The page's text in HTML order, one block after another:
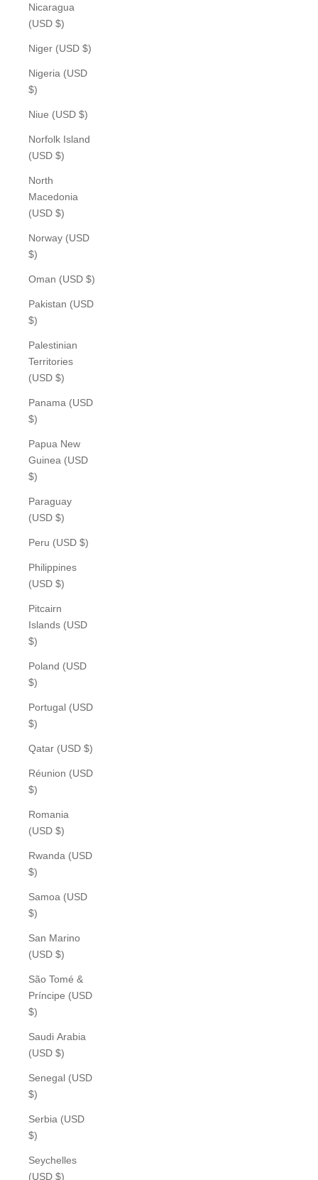
Nicaragua
(USD $)
Niger (USD $)
Nigeria (USD
$)
Niue (USD $)
Norfolk Island
(USD $)
North
Macedonia
(USD $)
Norway (USD
$)
Oman (USD $)
Pakistan (USD
$)
Palestinian
Territories
(USD $)
Panama (USD
$)
Papua New
Guinea (USD
$)
Paraguay
(USD $)
Peru (USD $)
Philippines
(USD $)
Pitcairn
Islands (USD
$)
Poland (USD
$)
Portugal (USD
$)
Qatar (USD $)
Réunion (USD
$)
Romania
(USD $)
Rwanda (USD
$)
Samoa (USD
$)
San Marino
(USD $)
São Tomé &
Príncipe (USD
$)
Saudi Arabia
(USD $)
Senegal (USD
$)
Serbia (USD
$)
Seychelles
(USD $)